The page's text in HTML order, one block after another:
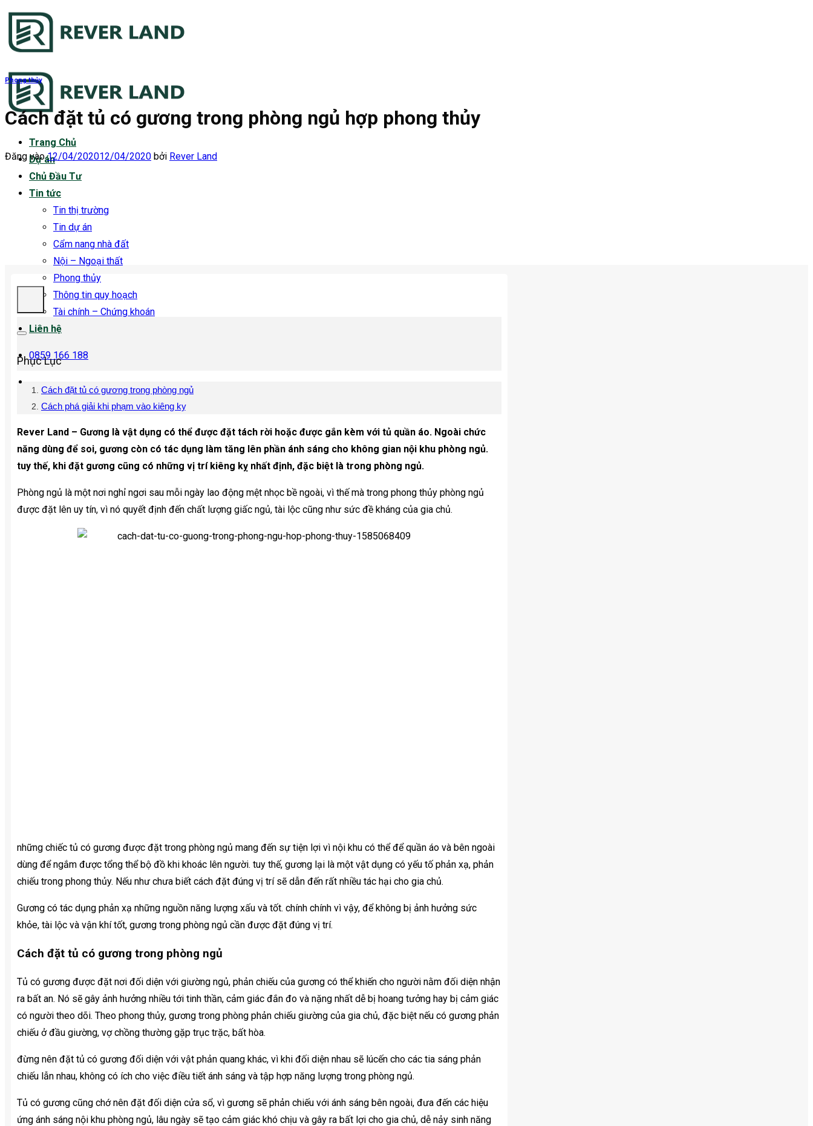
Bỏ
nội
Trang Chủ
Dự án
Chủ Đầu Tư
Tin tức
Tin thị trường
Tin dự án
Cẩm nang nhà đất
Nội – Ngoại thất
Phong thủy
Thông tin quy hoạch
Tài chính – Chứng khoán
Liên hệ
0859 166 188
Phong thủy
Cách đặt tủ có gương trong phòng ngủ hợp phong thủy
Đăng vào12/04/202012/04/2020 bởi Rever Land
Phục Lục
Cách đặt tủ có gương trong phòng ngủ
Cách phá giải khi phạm vào kiêng kỵ
Rever Land – Gương là vật dụng có thể được đặt tách rời hoặc được gắn kèm với tủ quần áo. Ngoài chức
năng dùng để soi, gương còn có tác dụng làm tăng lên phần ánh sáng cho không gian nội khu phòng ngủ.
tuy thế, khi đặt gương cũng có những vị trí kiêng kỵ nhất định, đặc biệt là trong phòng ngủ.
Phòng ngủ là một nơi nghỉ ngơi sau mỗi ngày lao động mệt nhọc bề ngoài, vì thế mà trong phong thủy phòng ngủ
được đặt lên uy tín, vì nó quyết định đến chất lượng giấc ngủ, tài lộc cũng như sức đề kháng của gia chủ.
những chiếc tủ có gương được đặt trong phòng ngủ mang đến sự tiện lợi vì nội khu có thể để quần áo và bên ngoài
dùng để ngắm được tổng thể bộ đồ khi khoác lên người. tuy thế, gương lại là một vật dụng có yếu tố phản xạ, phản
chiếu trong phong thủy. Nếu như chưa biết cách đặt đúng vị trí sẽ dẫn đến rất nhiều tác hại cho gia chủ.
Gương có tác dụng phản xạ những nguồn năng lượng xấu và tốt. chính chính vì vậy, để không bị ảnh hưởng sức
khỏe, tài lộc và vận khí tốt, gương trong phòng ngủ cần được đặt đúng vị trí.
Cách đặt tủ có gương trong phòng ngủ
Tủ có gương được đặt nơi đối diện với giường ngủ, phản chiếu của gương có thể khiến cho người nằm đối diện nhận
ra bất an. Nó sẽ gây ảnh hưởng nhiều tới tinh thần, cảm giác đắn đo và nặng nhất dễ bị hoang tưởng hay bị cảm giác
có người theo dõi. Theo phong thủy, gương trong phòng phản chiếu giường của gia chủ, đặc biệt nếu có gương phản
chiếu ở đầu giường, vợ chồng thường gặp trục trặc, bất hòa.
đừng nên đặt tủ có gương đối diện với vật phản quang khác, vì khi đối diện nhau sẽ lúcến cho các tia sáng phản
chiếu lẫn nhau, không có ích cho việc điều tiết ánh sáng và tập hợp năng lượng trong phòng ngủ.
Tủ có gương cũng chớ nên đặt đối diện cửa sổ, vì gương sẽ phản chiếu với ánh sáng bên ngoài, đưa đến các hiệu
ứng ánh sáng nội khu phòng ngủ, lâu ngày sẽ tạo cảm giác khó chịu và gây ra bất lợi cho gia chủ, dễ nảy sinh năng